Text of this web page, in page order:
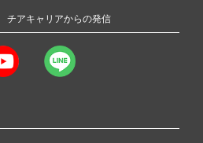
チアキャリアからの発信